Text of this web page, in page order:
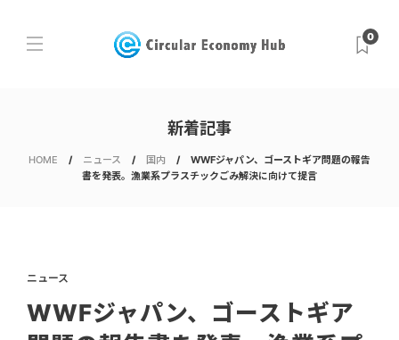
0
新着記事
HOME ニュース 国内
WWFジャパン、ゴーストギア問題の報告
書を発表。漁業系プラスチックごみ解決に向けて提言
ニュース
WWFジャパン、ゴーストギア